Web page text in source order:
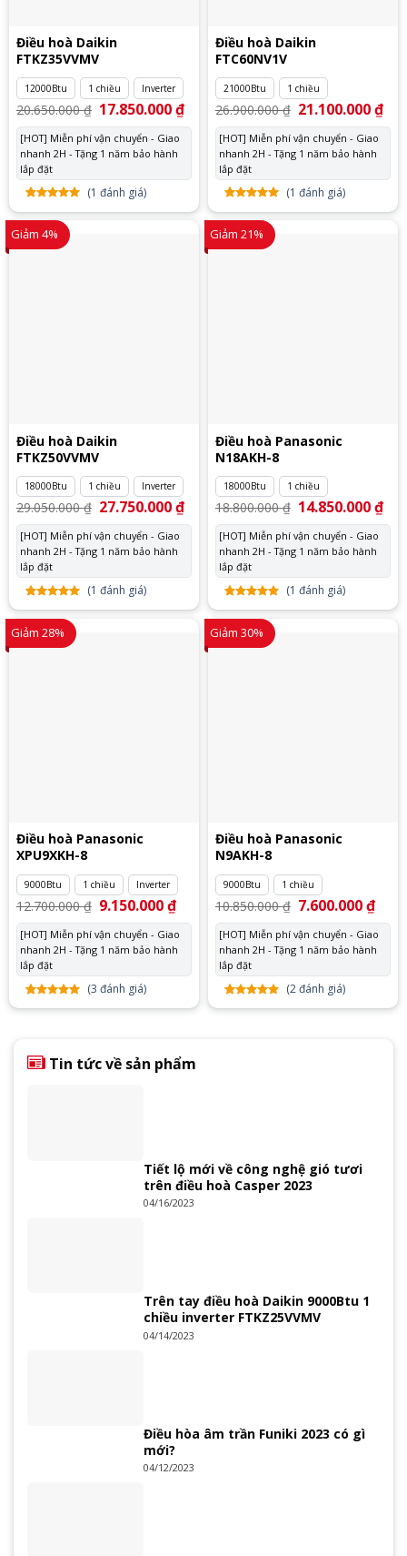
Điều hoà Daikin
FTKZ35VVMV
12000Btu 1 chiều Inverter
20.650.000₫ Giá
gốc
là:
20.650.000 ₫.
17.850.000₫Giá
tại
17.850.000 ₫.
[HOT] Miễn phí vận chuyển - Giao
nhanh 2H - Tặng 1 năm bảo hành
lắp đặt
5.00trên
5 dựa
trên
1
đánh
(1 đánh giá)
Điều hoà Daikin
FTC60NV1V
21000Btu 1 chiều
26.900.000₫ Giá
gốc
là:
26.900.000 ₫.
21.100.000₫Giá
tại
[HOT] Miễn phí vận chuyển - Giao
nhanh 2H - Tặng 1 năm bảo hành
lắp đặt
5.00trên
5 dựa
trên
1
đánh
(1 đánh giá)
Giảm 4%
Điều hoà Daikin
FTKZ50VVMV
18000Btu 1 chiều Inverter
29.050.000₫ Giá
gốc
là:
29.050.000 ₫.
27.750.000₫Giá
tại
27.750.000 ₫.
[HOT] Miễn phí vận chuyển - Giao
nhanh 2H - Tặng 1 năm bảo hành
lắp đặt
5.00trên
5 dựa
trên
1
đánh
(1 đánh giá)
Giảm 21%
Điều hoà Panasonic
N18AKH-8
18000Btu 1 chiều
18.800.000₫ Giá
gốc
là:
18.800.000 ₫.
14.850.000₫Giá
tại
[HOT] Miễn phí vận chuyển - Giao
nhanh 2H - Tặng 1 năm bảo hành
lắp đặt
5.00trên
5 dựa
trên
1
đánh
(1 đánh giá)
Giảm 28%
Điều hoà Panasonic
XPU9XKH-8
9000Btu 1 chiều Inverter
12.700.000₫ Giá
gốc
là:
12.700.000 ₫.
9.150.000₫Giá
tại
là:
9.150.000 ₫.
[HOT] Miễn phí vận chuyển - Giao
nhanh 2H - Tặng 1 năm bảo hành
lắp đặt
5.00trên
3
giá
(3 đánh giá)
Giảm 30%
Điều hoà Panasonic
N9AKH-8
9000Btu 1 chiều
10.850.000₫ Giá
gốc
là:
10.850.000 ₫.
7.600.000₫Giá
tại
là:
[HOT] Miễn phí vận chuyển - Giao
nhanh 2H - Tặng 1 năm bảo hành
lắp đặt
5.00trên
2
(2đánh giá)
Tin tức về sản phẩm
Tiết lộ mới về công nghệ gió tươi
trên điều hoà Casper 2023
04/16/2023
Trên tay điều hoà Daikin 9000Btu 1
chiều inverter FTKZ25VVMV
04/14/2023
Điều hòa âm trần Funiki 2023 có gì
mới?
04/12/2023